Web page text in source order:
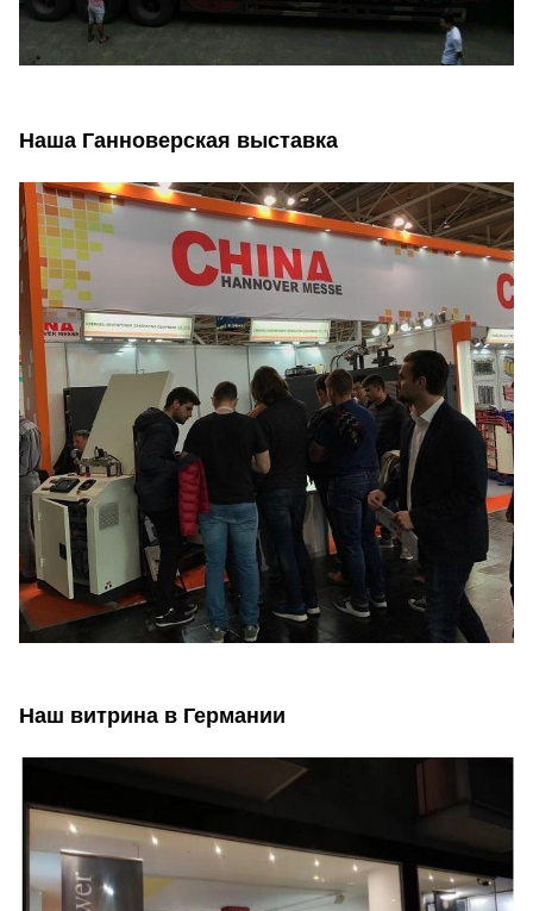
Наша Ганноверская выставка
Наш витрина в Германии